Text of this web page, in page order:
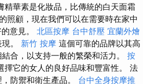
華素是化妝品，比傳統的白天面霜
照顧，現在我們可以在需要時在家中
意見。 北區按摩 台中舒壓 宜蘭外燴
。 新竹 按摩 這個可靠的品牌以其高
合，以支持一般的繁榮和活力。 按
擇它的女人的良好品味和豐富性。 法
防禦和衛生產品。 台中全身按摩推